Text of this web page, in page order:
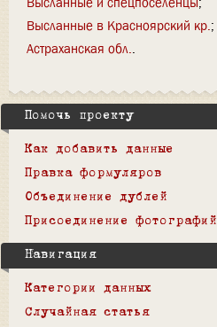
Высланные в Красноярский кр.
Астраханская обл.
Помочь проекту
Как добавить данные
Правка формуляров
Объединение дублей
Присоединение фотографий
Навигация
Категории данных
Случайная статья